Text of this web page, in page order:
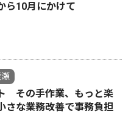
10月にかけて
その手作業、もっと楽
な業務改善で事務負担